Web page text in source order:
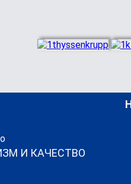
И КАЧЕСТВО